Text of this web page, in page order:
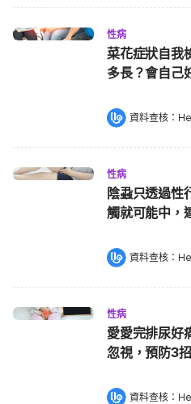
性病
菜花症狀自我
多長？會自己
資料查核：
性病
陰蝨只透過性
觸就可能中，
資料查核：
性病
愛愛完排尿好
忽視，預防3
資料查核：